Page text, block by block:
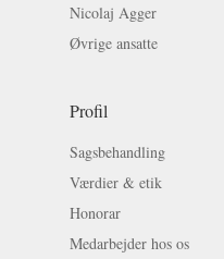
Nicolaj Agger
Øvrige ansatte
Profil
Sagsbehandling
Værdier & etik
Honorar
Medarbejder hos os